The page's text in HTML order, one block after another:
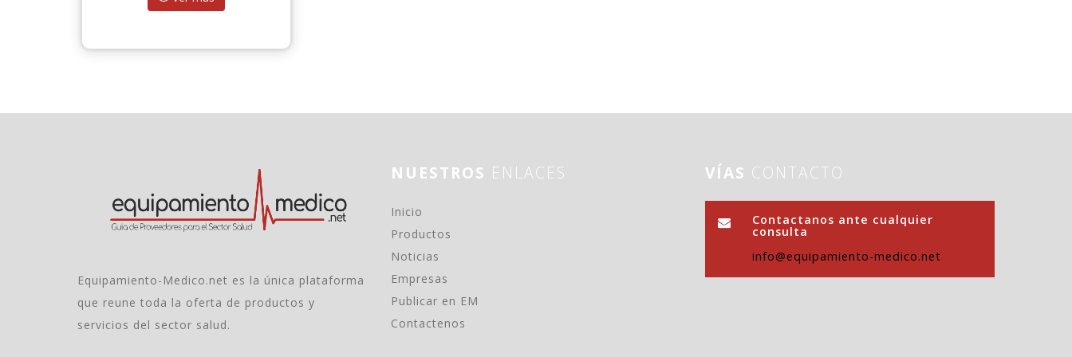
Equipamiento-Medico.net es la única plataforma
que reune toda la oferta de productos y
servicios del sector salud.
NUESTROS ENLACES
Inicio
Productos
Noticias
Empresas
Publicar en EM
Contactenos
VÍAS CONTACTO
Contactanos ante cualquier
consulta
info@equipamiento-medico.net